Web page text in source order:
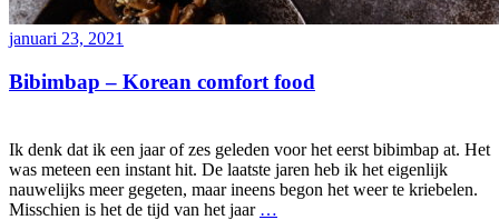
januari 23, 2021
Bibimbap – Korean comfort food
Ik denk dat ik een jaar of zes geleden voor het eerst bibimbap at. Het
was meteen een instant hit. De laatste jaren heb ik het eigenlijk
nauwelijks meer gegeten, maar ineens begon het weer te kriebelen.
Misschien is het de tijd van het jaar …